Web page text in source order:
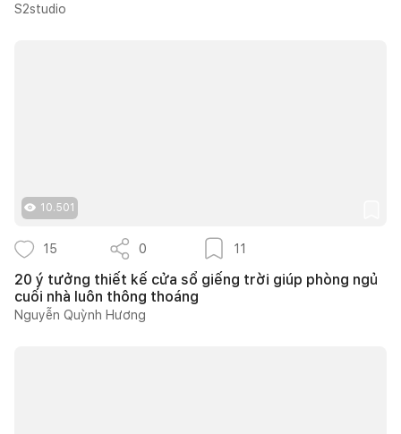
S2studio
10.501
15 0 11
20 ý tưởng thiết kế cửa sổ giếng trời giúp phòng ngủ
cuối nhà luôn thông thoáng
Nguyễn Quỳnh Hương